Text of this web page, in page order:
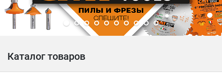
Каталог товаров